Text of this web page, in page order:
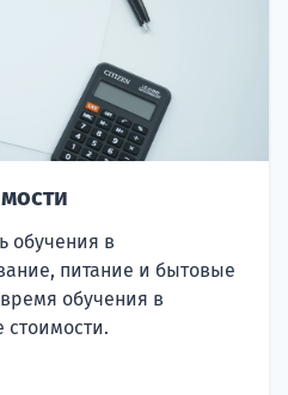
обучения в
питание и бытовые
обучения в
стоимости.